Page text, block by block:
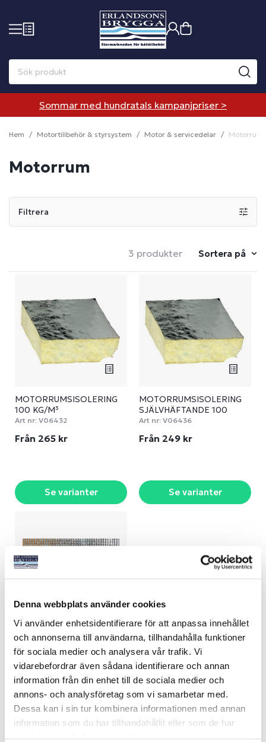
Denna webbplats använder cookies
Vi använder enhetsidentifierare för att anpassa innehållet
och annonserna till användarna, tillhandahålla funktioner
för sociala medier och analysera vår trafik. Vi
vidarebefordrar även sådana identifierare och annan
information från din enhet till de sociala medier och
annons- och analysföretag som vi samarbetar med.
Dessa kan i sin tur kombinera informationen med annan
information som du har tillhandahållit eller som de har
Sommar med hundratals kampanjpriser >
Hem Motortillbehör & styrsystem Motor & servicedelar Motorrum
Motorrum
Filtrera
3 produkter Sortera på
MOTORRUMSISOLERING
100 KG/M³
Art nr: V06432
Från 265 kr
Se varianter
MOTORRUMSISOLERING
SJÄLVHÄFTANDE 100
KG/M³
Art nr: V06436
Från 249 kr
Se varianter
MOTORRUMSISOLERING
TERMISK
Art nr: 06452
599 kr
Köp